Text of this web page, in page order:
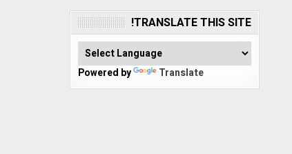
TRANSLATE THIS SITE!
Powered by Translate